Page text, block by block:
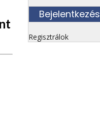
Regisztrálok